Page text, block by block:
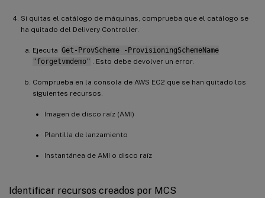
Si quitas el catálogo de máquinas, comprueba que el catálogo se
ha quitado del Delivery Controller.
Ejecuta Get-ProvScheme -ProvisioningSchemeName
"forgetvmdemo"
. Esto debe devolver un error.
Comprueba en la consola de AWS EC2 que se han quitado los
siguientes recursos.
Imagen de disco raíz (AMI)
Plantilla de lanzamiento
Instantánea de AMI o disco raíz
Identificar recursos creados por MCS